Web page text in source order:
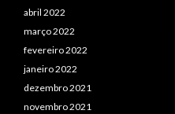
abril 2022
março 2022
fevereiro 2022
janeiro 2022
dezembro 2021
novembro 2021